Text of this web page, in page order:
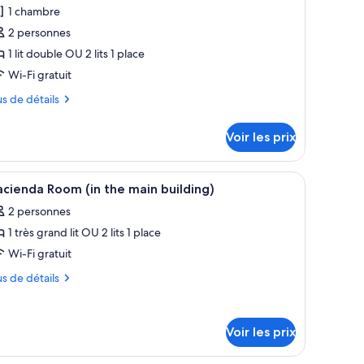
:
1 chambre
2 personnes
1 lit double OU 2 lits 1 place
Wi-Fi gratuit
de détails
Voir les prix
une chaise et une vue sur la verdure.
lits bébé (gratuits) Couette en duvet d'oie, rideaux occultants,
4 Room (in the main building)
2 personnes
1 très grand lit OU 2 lits 1 place
Wi-Fi gratuit
de détails
Voir les prix